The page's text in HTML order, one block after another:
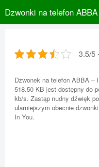
Dzwonki na telefon
3.5/5
Dzwonek na telefon ABBA –
518.50 KB jest dostępny do
kb/s. Zastąp nudny dźwięk
ularniejszym obecnie
In You.